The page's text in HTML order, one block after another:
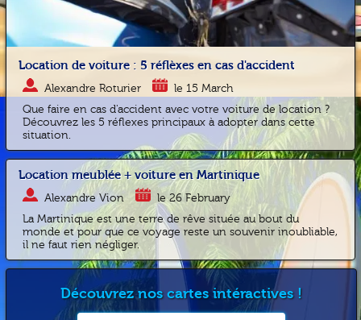
Location de voiture : 5 réflèxes en cas d'accident
Alexandre Roturier
le 15 March
Que faire en cas d'accident avec votre voiture de location ?
Découvrez les 5 réflexes principaux à adopter dans cette
situation.
Location meublée + voiture en Martinique
Alexandre Vion
le 26 February
La Martinique est une terre de rêve située au bout du
monde et pour que ce voyage reste un souvenir inoubliable,
il ne faut rien négliger.
Découvrez nos cartes intéractives !